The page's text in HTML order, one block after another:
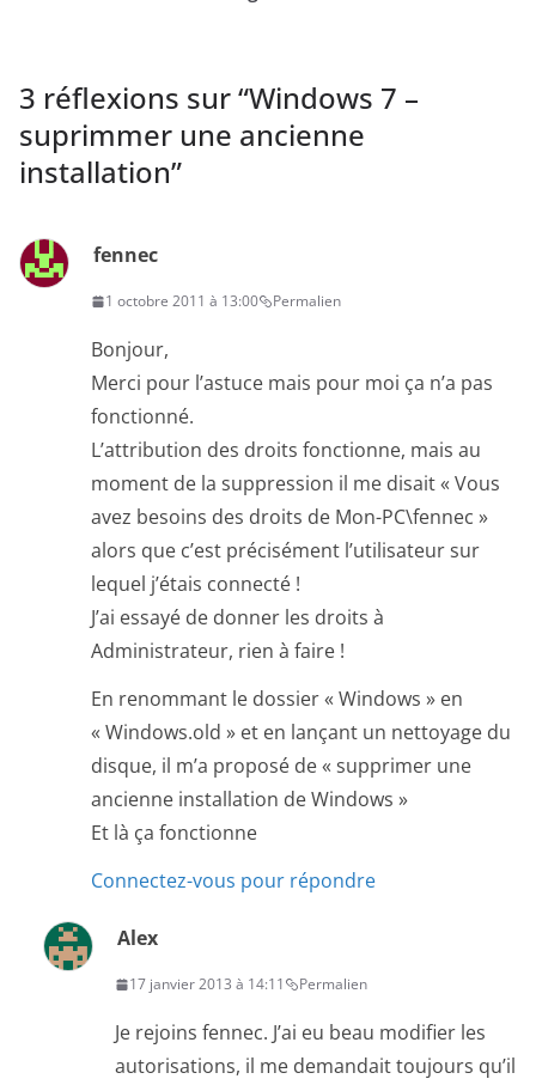
3 réflexions sur “Windows 7 –
suprimmer une ancienne
installation”
fennec
1 octobre 2011 à 13:00 Permalien
Bonjour,
Merci pour l’astuce mais pour moi ça n’a pas
fonctionné.
L’attribution des droits fonctionne, mais au
moment de la suppression il me disait « Vous
avez besoins des droits de Mon-PC\fennec »
alors que c’est précisément l’utilisateur sur
lequel j’étais connecté !
J’ai essayé de donner les droits à
Administrateur, rien à faire !
En renommant le dossier « Windows » en
« Windows.old » et en lançant un nettoyage du
disque, il m’a proposé de « supprimer une
ancienne installation de Windows »
Et là ça fonctionne
Connectez-vous pour répondre
Alex
17 janvier 2013 à 14:11 Permalien
Je rejoins fennec. J’ai eu beau modifier les
autorisations, il me demandait toujours qu’il